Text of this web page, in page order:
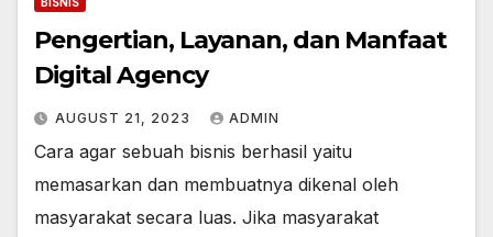
Pengertian, Layanan, dan Manfaat
Digital Agency
AUGUST 21, 2023 ADMIN
Cara agar sebuah bisnis berhasil yaitu
memasarkan dan membuatnya dikenal oleh
masyarakat secara luas. Jika masyarakat